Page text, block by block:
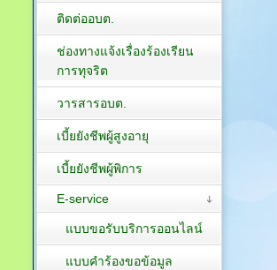
ติดต่ออบต.
ช่องทางแจ้งเรื่องร้องเรียน
การทุจริต
วารสารอบต.
เบี้ยยังชีพผู้สูงอายุ
เบี้ยยังชีพผู้พิการ
E-service
แบบขอรับบริการออนไลน์
แบบคำร้องขอข้อมูล